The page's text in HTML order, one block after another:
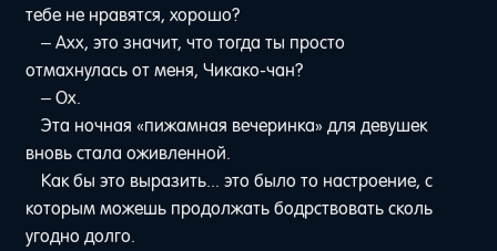
тебе не нравятся, хорошо?
– Ахх, это значит, что тогда ты просто
отмахнулась от меня, Чикако-чан?
– Ох.
Эта ночная «пижамная вечеринка» для девушек
вновь стала оживленной.
Как бы это выразить... это было то настроение, с
которым можешь продолжать бодрствовать сколь
угодно долго.